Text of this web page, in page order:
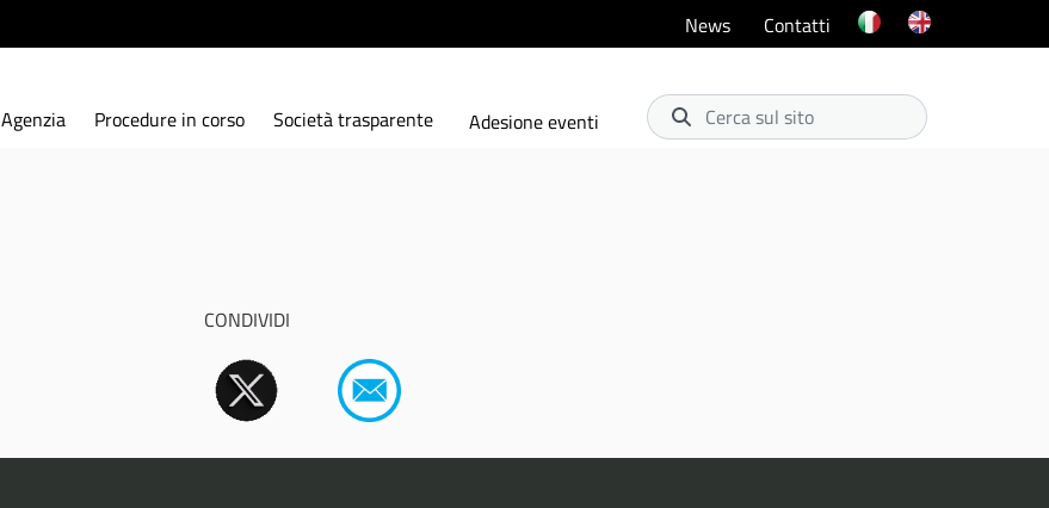
News Contatti
Cerca sul sito
Adesione eventi
Agenzia Procedure in corso Società trasparente
CONDIVIDI